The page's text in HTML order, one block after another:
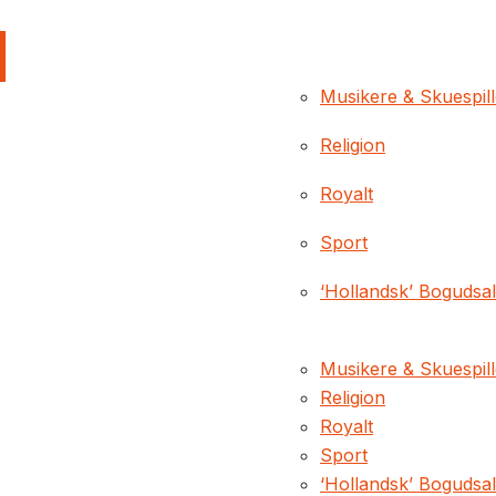
Musikere &
Religion
Royalt
Sport
‘Hollandsk’
Musikere &
Religion
Royalt
Sport
‘Hollandsk’